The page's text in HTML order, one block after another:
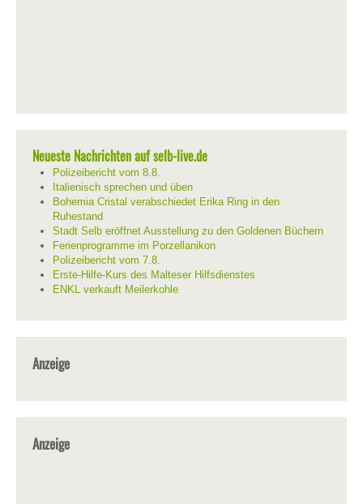
Neueste Nachrichten auf selb-live.de
Polizeibericht vom 8.8.
Italienisch sprechen und üben
Bohemia Cristal verabschiedet Erika Ring in den
Ruhestand
Stadt Selb eröffnet Ausstellung zu den Goldenen Büchern
Ferienprogramme im Porzellanikon
Polizeibericht vom 7.8.
Erste-Hilfe-Kurs des Malteser Hilfsdienstes
ENKL verkauft Meilerkohle
Anzeige
Anzeige